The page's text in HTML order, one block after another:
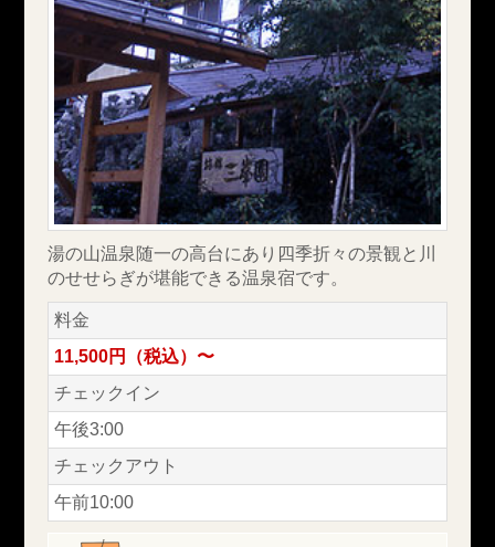
湯の山温泉随一の高台にあり四季折々の景観と川
のせせらぎが堪能できる温泉宿です。
料金
11,500円（税込）〜
チェックイン
午後3:00
チェックアウト
午前10:00